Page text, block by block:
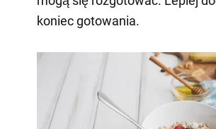
koniec gotowania.